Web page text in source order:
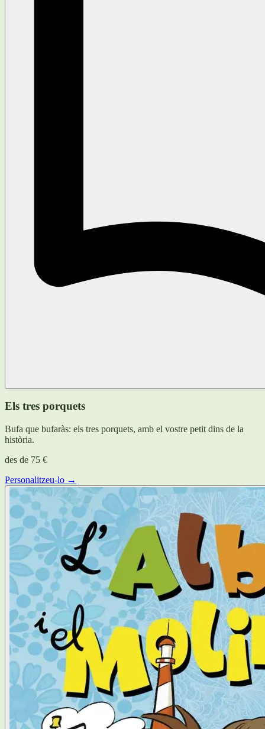
Els tres porquets
Bufa que bufaràs: els tres porquets, amb el vostre petit dins de la
història.
des de 75 €
Personalitzeu-lo →